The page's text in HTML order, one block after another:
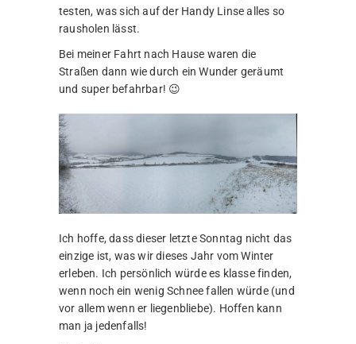
testen, was sich auf der Handy Linse alles so
rausholen lässt.
Bei meiner Fahrt nach Hause waren die
Straßen dann wie durch ein Wunder geräumt
und super befahrbar! 😉
Ich hoffe, dass dieser letzte Sonntag nicht das
einzige ist, was wir dieses Jahr vom Winter
erleben. Ich persönlich würde es klasse finden,
wenn noch ein wenig Schnee fallen würde (und
vor allem wenn er liegenbliebe). Hoffen kann
man ja jedenfalls!